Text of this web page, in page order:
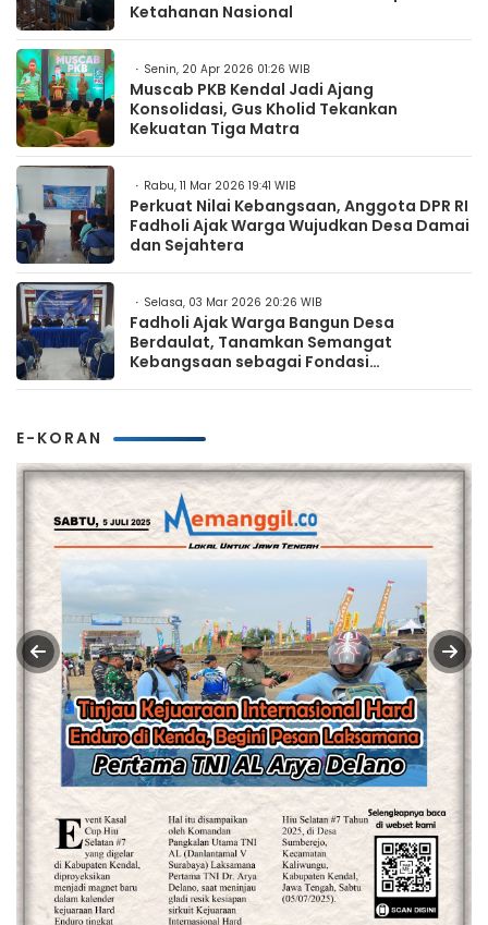
Ketahanan Nasional
Senin, 20 Apr 2026 01:26 WIB
Muscab PKB Kendal Jadi Ajang
Konsolidasi, Gus Kholid Tekankan
Kekuatan Tiga Matra
Rabu, 11 Mar 2026 19:41 WIB
Perkuat Nilai Kebangsaan, Anggota DPR RI
Fadholi Ajak Warga Wujudkan Desa Damai
dan Sejahtera
Selasa, 03 Mar 2026 20:26 WIB
Fadholi Ajak Warga Bangun Desa
Berdaulat, Tanamkan Semangat
Kebangsaan sebagai Fondasi
E-KORAN